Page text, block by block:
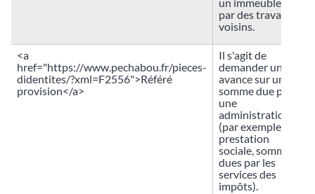
par des travaux
voisins.
<a
href="https://www.pechabou.fr/pieces-
didentites/?xml=F2556">Référé
provision</a>
Il s'agit de
demander une
avance sur une
somme due par
une
administration
(par exemple,
prestation
sociale, sommes
dues par les
services des
impôts).